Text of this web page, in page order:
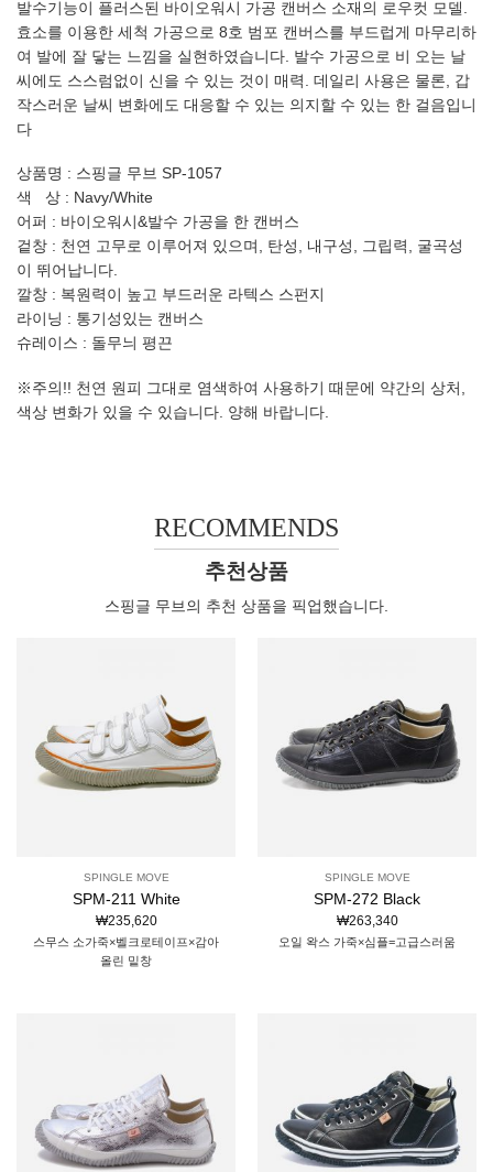
발수기능이 플러스된 바이오워시 가공 캔버스 소재의 로우컷 모델.
효소를 이용한 세척 가공으로 8호 범포 캔버스를 부드럽게 마무리하
여 발에 잘 닿는 느낌을 실현하였습니다. 발수 가공으로 비 오는 날
씨에도 스스럼없이 신을 수 있는 것이 매력. 데일리 사용은 물론, 갑
작스러운 날씨 변화에도 대응할 수 있는 의지할 수 있는 한 걸음입니
다
상품명 : 스핑글 무브 SP-1057
색 상 : Navy/White
어퍼 : 바이오워시&발수 가공을 한 캔버스
겉창 : 천연 고무로 이루어져 있으며, 탄성, 내구성, 그립력, 굴곡성
이 뛰어납니다.
깔창 : 복원력이 높고 부드러운 라텍스 스펀지
라이닝 : 통기성있는 캔버스
슈레이스 : 돌무늬 평끈
※주의!! 천연 원피 그대로 염색하여 사용하기 때문에 약간의 상처,
색상 변화가 있을 수 있습니다. 양해 바랍니다.
RECOMMENDS
추천상품
스핑글 무브의 추천 상품을 픽업했습니다.
SPINGLE MOVE
SPM-211 White
₩235,620
스무스 소가죽×벨크로테이프×감아
올린 밑창
SPINGLE MOVE
SPM-272 Black
₩263,340
오일 왁스 가죽×심플=고급스러움